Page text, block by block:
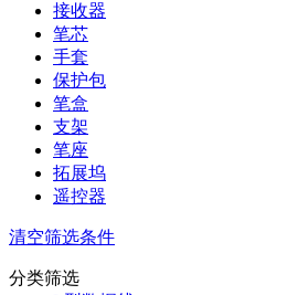
接收器
笔芯
手套
保护包
笔盒
支架
笔座
拓展坞
遥控器
清空筛选条件
分类筛选